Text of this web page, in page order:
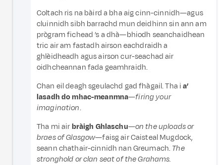
Coltach ris na bàird a bha aig cinn-cinnidh—agus
cluinnidh sibh barrachd mun deidhinn sin ann am
prògram fichead ’s a dhà—bhiodh seanchaidhean
tric air am fastadh airson eachdraidh a
ghlèidheadh agus airson cur-seachad air
oidhcheannan fada geamhraidh.
Chan eil deagh sgeulachd gad fhàgail. Tha ia’
lasadh do mhac-meanmna—firing your
imagination.
Tha mi airbràigh Ghlaschu—on the uploads or
braes of Glasgow—faisg air Caisteal Mugdock,
seann chathair-cinnidh nan Greumach.The
stronghold or clan seat of the Grahams.